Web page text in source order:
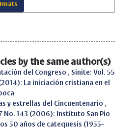
by the same author(s)
del Congreso , Sinite: Vol. 55
La iniciación cristiana en el
y estrellas del Cincuentenario ,
No. 143 (2006): Instituto San Pío
50 años de catequesis (1955-